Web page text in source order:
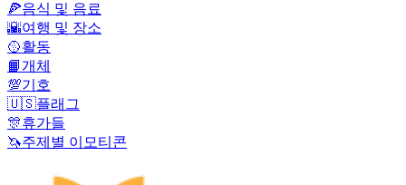
🍕음식 및 음료
🌇여행 및 장소
🥎활동
📙개체
💯기호
🇺🇸플래그
🎊휴가들
🦄주제별 이모티콘